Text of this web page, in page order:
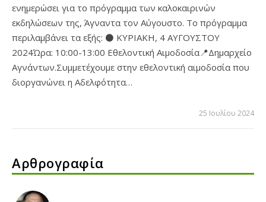
ενημερώσει για το πρόγραμμα των καλοκαιρινών
εκδηλώσεων της, Άγναντα τον Αύγουστο. Το πρόγραμμα
περιλαμβάνει τα εξής: ⚫ ΚΥΡΙΑΚΗ, 4 ΑΥΓΟΥΣΤΟΥ
2024Ώρα: 10:00-13:00 Εθελοντική Αιμοδοσία📍Δημαρχείο
Αγνάντων.Συμμετέχουμε στην εθελοντική αιμοδοσία που
διοργανώνει η Αδελφότητα…
25 Ιουλίου 2024
Αρθρογραφία